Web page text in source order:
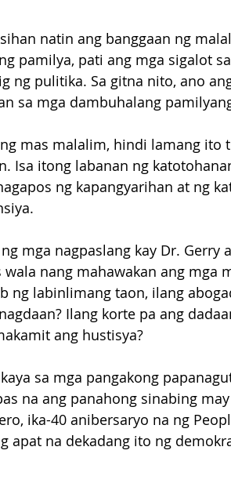
natin ang banggaan ng
pamilya, pati ang mga sigalot
ng pulitika. Sa gitna nito, ano
sa mga dambuhalang
mas malalim, hindi lamang ito
Isa itong labanan ng
ng kapangyarihan at ng
mga nagpaslang kay Dr. Gerry
wala nang mahawakan ang mga
ng labinlimang taon, ilang
Ilang korte pa ang
ang hustisya?
sa mga pangakong
na ang panahong sinabing
ika-40 anibersaryo na ng
apat na dekadang ito ng